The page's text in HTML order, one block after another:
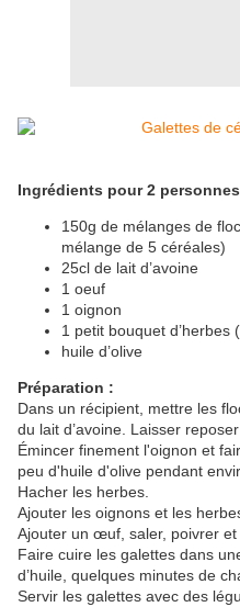
Ingrédients pour 2
150g de mélanges de
mélange de 5 céréales)
25cl de lait d’avoine
1 oeuf
1 oignon
1 petit bouquet d’herbes
huile d’olive
Préparation :
Dans un récipient, mettre les
du lait d’avoine. Laisser
Émincer finement l'oignon et
peu d'huile d'olive pendant
Hacher les herbes.
Ajouter les oignons et les
Ajouter un œuf, saler, poivrer et
Faire cuire les galettes dans
d’huile, quelques minutes de
Servir les galettes avec des